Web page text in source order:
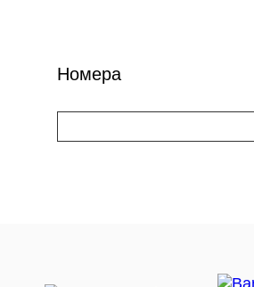
Номера